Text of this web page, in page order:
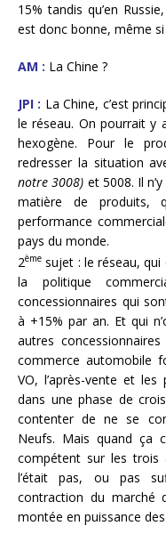
15% tandis qu’en
est donc bonne, même
AM : La Chine ?
JPI : La Chine, c’est
le réseau. On pourrait y
hexogène. Pour le
redresser la situation
notre 3008) et 5008. Il
matière de produits,
performance
pays du monde.
2ème sujet : le réseau,
la politique
concessionnaires qui
à +15% par an. Et qui
autres
commerce automobile
VO, l’après-vente et
dans une phase de
contenter de ne se
Neufs. Mais quand ça
compétent sur les trois
l’était pas, ou pas
contraction du
montée en puissance